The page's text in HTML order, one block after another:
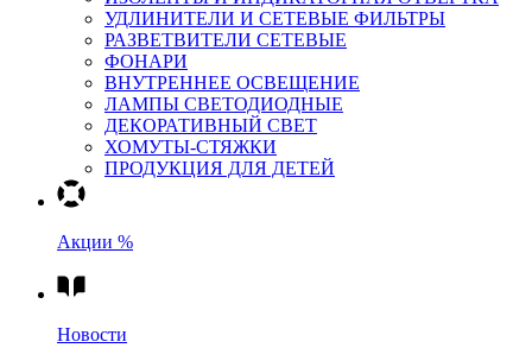
УДЛИНИТЕЛИ И СЕТЕВЫЕ ФИЛЬТРЫ
РАЗВЕТВИТЕЛИ СЕТЕВЫЕ
ФОНАРИ
ВНУТРЕННЕЕ ОСВЕЩЕНИЕ
ЛАМПЫ СВЕТОДИОДНЫЕ
ДЕКОРАТИВНЫЙ СВЕТ
ХОМУТЫ-СТЯЖКИ
ПРОДУКЦИЯ ДЛЯ ДЕТЕЙ
Акции %
Новости